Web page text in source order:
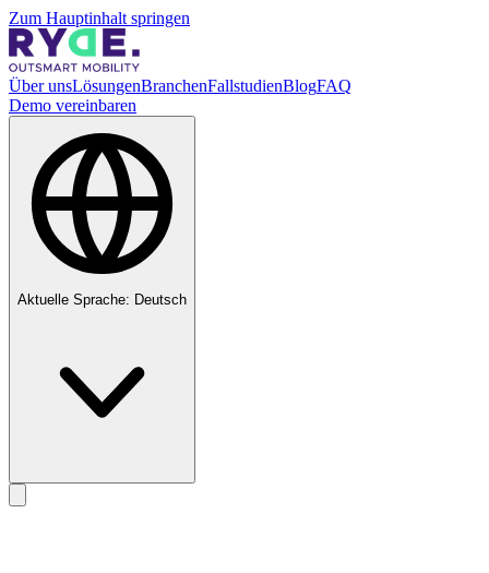
Zum Hauptinhalt springen
Über unsLösungenBranchenFallstudienBlogFAQ
Demo vereinbaren
Aktuelle Sprache: Deutsch